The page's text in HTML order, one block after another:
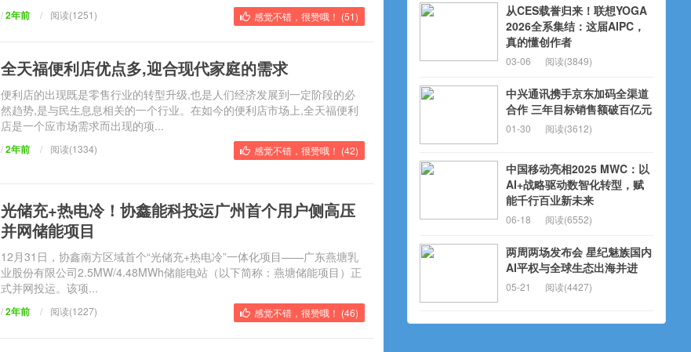
/2年前 / 感觉不错，很赞哦！ (51)
阅读(1251)
全天福便利店优点多,迎合现代家庭的需求
便利店的出现既是零售行业的转型升级,也是人们经济发展到一定阶段的必
然趋势,是与民生息息相关的一个行业。在如今的便利店市场上,全天福便利
店是一个应市场需求而出现的项...
/2年前 / 感觉不错，很赞哦！ (42)
阅读(1334)
光储充+热电冷！协鑫能科投运广州首个用户侧高压
并网储能项目
12月31日，协鑫南方区域首个“光储充+热电冷”一体化项目——广东燕塘乳
业股份有限公司2.5MW/4.48MWh储能电站（以下简称：燕塘储能项目）正
式并网投运。该项...
/2年前 / 感觉不错，很赞哦！ (46)
阅读(1227)
从CES载誉归来！联想YOGA
2026全系集结：这届AIPC，
真的懂创作者
03-06 阅读(3849)
中兴通讯携手京东加码全渠道
合作 三年目标销售额破百亿元
01-30 阅读(3612)
中国移动亮相2025 MWC：以
AI+战略驱动数智化转型，赋
能千行百业新未来
06-18 阅读(6552)
两周两场发布会 星纪魅族国内
AI平权与全球生态出海并进
05-21 阅读(4427)